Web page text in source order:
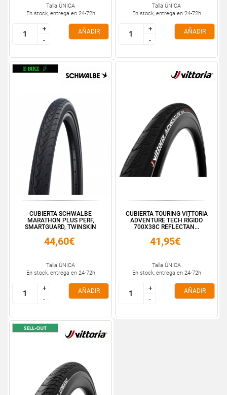
Talla ÚNICA
En stock, entrega en 24-72h
+
-
+
-
AÑADIR
Talla ÚNICA
En stock, entrega en 24-72h
+
-
+
-
AÑADIR
CUBIERTA SCHWALBE
MARATHON PLUS PERF,
SMARTGUARD, TWINSKIN
44,60€
Talla ÚNICA
En stock, entrega en 24-72h
+
-
+
-
AÑADIR
CUBIERTA TOURING VITTORIA
ADVENTURE TECH RÍGIDO
700X38C REFLECTAN...
41,95€
Talla ÚNICA
En stock, entrega en 24-72h
+
-
+
-
AÑADIR